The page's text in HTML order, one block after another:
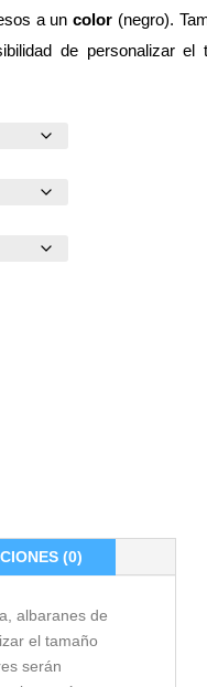
a uncolor (negro).
de personalizar el
(0)
albaranes de
el tamaño
serán